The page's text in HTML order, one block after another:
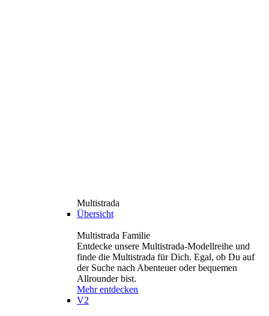
Multistrada
Übersicht
Multistrada Familie
Entdecke unsere Multistrada-Modellreihe und
finde die Multistrada für Dich. Egal, ob Du auf
der Suche nach Abenteuer oder bequemen
Allrounder bist.
Mehr entdecken
V2